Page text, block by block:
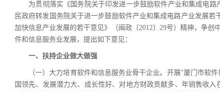
为贯彻落实《国务院关于印发进一步鼓励软件产业和集成电路
民政府转发国务院关于进一步鼓励软件产业和集成电路产业发展
加快信息产业发展的若干意见》（闽政〔2012〕29号）精神，争
件和信息服务业发展，提出如下意见：
一、扶持企业做大做强
（一）大力培育软件和信息服务业骨干企业。开展"厦门市软件
国领先、发展潜力大、成长性好、对地方财政贡献多、年销售收